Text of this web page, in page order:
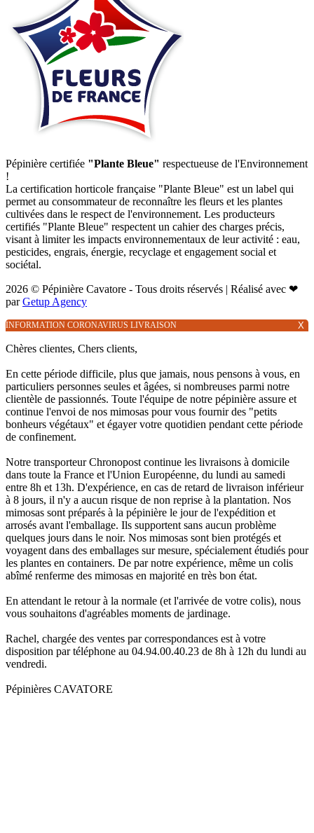
Pépinière certifiée "Plante Bleue" respectueuse de l'Environnement
!
La certification horticole française "Plante Bleue" est un label qui
permet au consommateur de reconnaître les fleurs et les plantes
cultivées dans le respect de l'environnement. Les producteurs
certifiés "Plante Bleue" respectent un cahier des charges précis,
visant à limiter les impacts environnementaux de leur activité : eau,
pesticides, engrais, énergie, recyclage et engagement social et
sociétal.
2026 © Pépinière Cavatore - Tous droits réservés | Réalisé avec ❤
parGetup Agency
INFORMATION CORONAVIRUS LIVRAISON X
Chères clientes, Chers clients,
En cette période difficile, plus que jamais, nous pensons à vous, en
particuliers personnes seules et âgées, si nombreuses parmi notre
clientèle de passionnés. Toute l'équipe de notre pépinière assure et
continue l'envoi de nos mimosas pour vous fournir des "petits
bonheurs végétaux" et égayer votre quotidien pendant cette période
de confinement.
Notre transporteur Chronopost continue les livraisons à domicile
dans toute la France et l'Union Européenne, du lundi au samedi
entre 8h et 13h. D'expérience, en cas de retard de livraison inférieur
à 8 jours, il n'y a aucun risque de non reprise à la plantation. Nos
mimosas sont préparés à la pépinière le jour de l'expédition et
arrosés avant l'emballage. Ils supportent sans aucun problème
quelques jours dans le noir. Nos mimosas sont bien protégés et
voyagent dans des emballages sur mesure, spécialement étudiés pour
les plantes en containers. De par notre expérience, même un colis
abîmé renferme des mimosas en majorité en très bon état.
En attendant le retour à la normale (et l'arrivée de votre colis), nous
vous souhaitons d'agréables moments de jardinage.
Rachel, chargée des ventes par correspondances est à votre
disposition par téléphone au 04.94.00.40.23 de 8h à 12h du lundi au
vendredi.
Pépinières CAVATORE